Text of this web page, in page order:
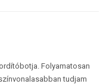
Folyamatosan
tudjam